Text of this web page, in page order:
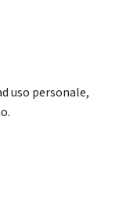
uso personale,